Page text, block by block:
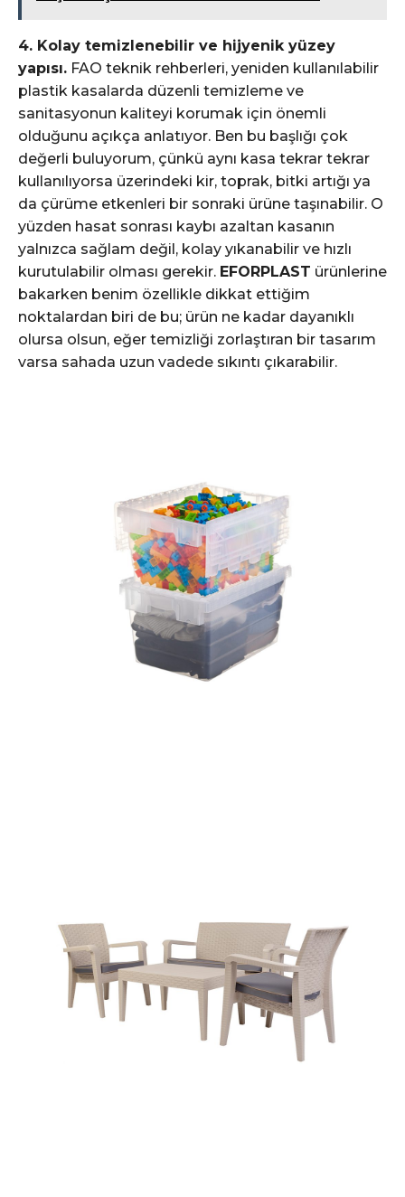
4. Kolay temizlenebilir ve hijyenik yüzey
yapısı. FAO teknik rehberleri, yeniden kullanılabilir
plastik kasalarda düzenli temizleme ve
sanitasyonun kaliteyi korumak için önemli
olduğunu açıkça anlatıyor. Ben bu başlığı çok
değerli buluyorum, çünkü aynı kasa tekrar tekrar
kullanılıyorsa üzerindeki kir, toprak, bitki artığı ya
da çürüme etkenleri bir sonraki ürüne taşınabilir. O
yüzden hasat sonrası kaybı azaltan kasanın
yalnızca sağlam değil, kolay yıkanabilir ve hızlı
kurutulabilir olması gerekir. EFORPLAST ürünlerine
bakarken benim özellikle dikkat ettiğim
noktalardan biri de bu; ürün ne kadar dayanıklı
olursa olsun, eğer temizliği zorlaştıran bir tasarım
varsa sahada uzun vadede sıkıntı çıkarabilir.